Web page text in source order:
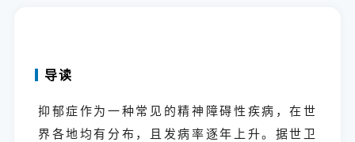
导读
抑郁症作为一种常见的精神障碍性疾病，在世
界各地均有分布，且发病率逐年上升。据世卫